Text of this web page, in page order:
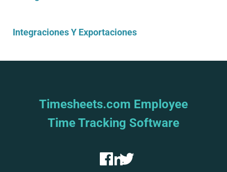
Integraciones Y Exportaciones
Timesheets.com Employee
Time Tracking Software